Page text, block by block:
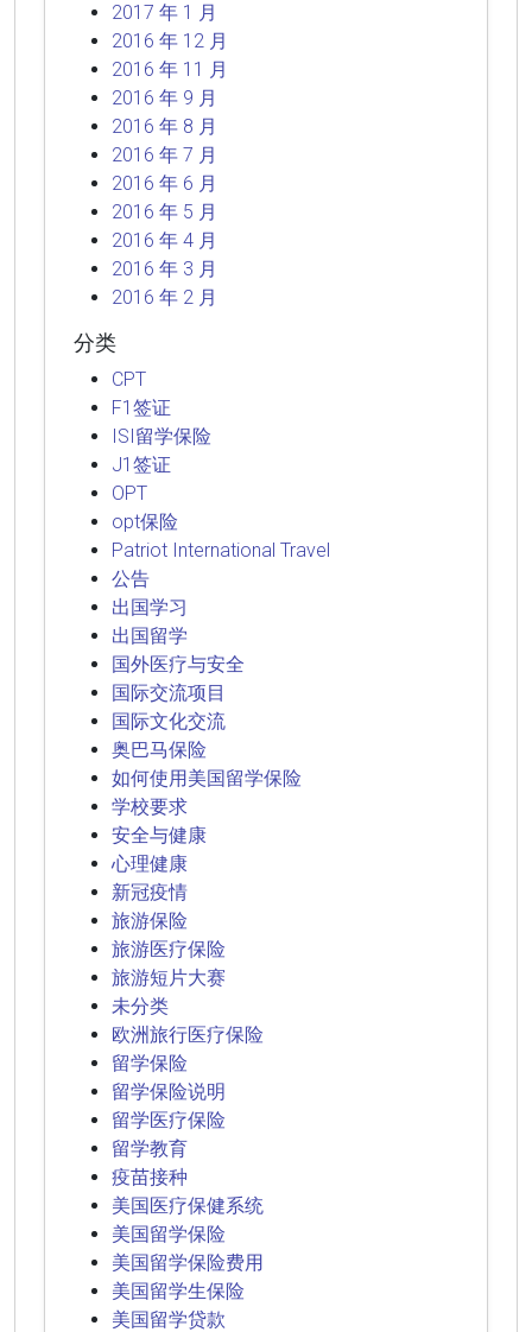
2017 年 1 月
2016 年 12 月
2016 年 11 月
2016 年 9 月
2016 年 8 月
2016 年 7 月
2016 年 6 月
2016 年 5 月
2016 年 4 月
2016 年 3 月
2016 年 2 月
分类
CPT
F1签证
ISI留学保险
J1签证
OPT
opt保险
Patriot International Travel
公告
出国学习
出国留学
国外医疗与安全
国际交流项目
国际文化交流
奥巴马保险
如何使用美国留学保险
学校要求
安全与健康
心理健康
新冠疫情
旅游保险
旅游医疗保险
旅游短片大赛
未分类
欧洲旅行医疗保险
留学保险
留学保险说明
留学医疗保险
留学教育
疫苗接种
美国医疗保健系统
美国留学保险
美国留学保险费用
美国留学生保险
美国留学贷款